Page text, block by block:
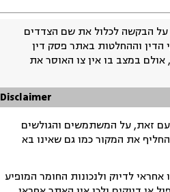
הבקשה לכלול את שם הצדדים
הדין וההחלטות באתר פסק דין
במצב בו אין צו האוסר את
Disclaimer
עם זאת, על המשתמשים והגולשים
את המקור כמו גם שאינו בא
לדיוק ולנכונות החומר המופיע